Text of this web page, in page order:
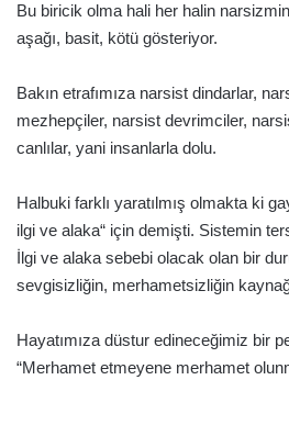
Bu biricik olma hali her halin
aşağı, basit, kötü gösteriyor.
Bakın etrafımıza narsist dindarlar,
mezhepçiler, narsist devrimciler,
canlılar, yani insanlarla dolu.
Halbuki farklı yaratılmış olmakta ki
ilgi ve alaka“ için demişti. Sistemin
İlgi ve alaka sebebi olacak olan bir
sevgisizliğin, merhametsizliğin
Hayatımıza düstur edineceğimiz bir
“Merhamet etmeyene merhamet